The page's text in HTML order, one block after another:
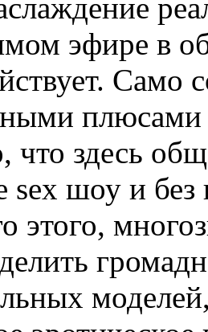
эфире в
Само
плюсами
что здесь
sex шоу и
этого,